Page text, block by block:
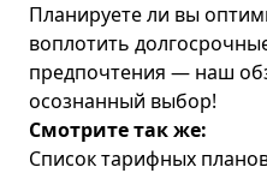
Планируете ли вы
воплотить
предпочтения — наш
осознанный выбор!
Смотрите так же:
Список тарифных